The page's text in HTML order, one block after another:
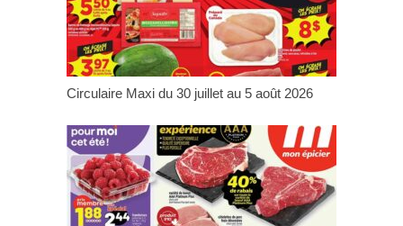
Circulaire Maxi du 30 juillet au 5 août 2026